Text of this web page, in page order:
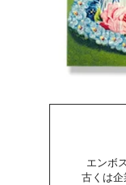
エンボ
古くは